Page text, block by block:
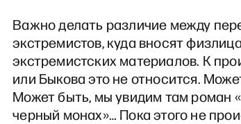
Важно делать различие между
экстремистов, куда вносят
экстремистских материалов. К
или Быкова это не относится.
Может быть, мы увидим там роман
черный монах»… Пока этого не
«Диалоги» с Сергеем